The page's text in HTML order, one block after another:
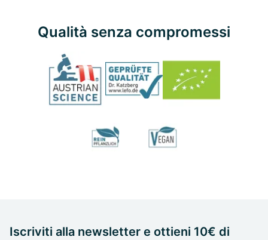
Qualità senza compromessi
Iscriviti alla newsletter e ottieni 10€ di